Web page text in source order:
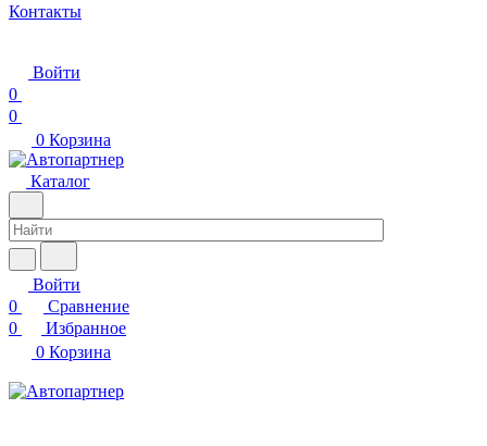
Контакты
Войти
0
0
0 Корзина
Каталог
Войти
0
Сравнение
0
Избранное
0 Корзина